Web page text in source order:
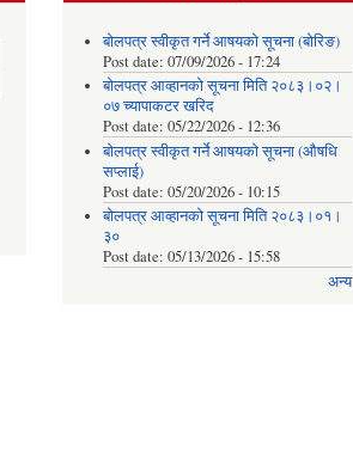
बोलपत्र स्वीकृत गर्ने आषयको सूचना (बोरिङ)
Post date: 07/09/2026 - 17:24
बोलपत्र आव्हानको सूचना मिति २०८३।०२।
०७ च्यापाकटर खरिद
Post date: 05/22/2026 - 12:36
बोलपत्र स्वीकृत गर्ने आषयको सूचना (औषधि
सप्लाई)
Post date: 05/20/2026 - 10:15
बोलपत्र आव्हानको सूचना मिति २०८३।०१।
३०
Post date: 05/13/2026 - 15:58
अन्य